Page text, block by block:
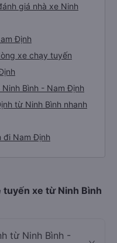
giá nhà xe Ninh
Định
xe chạy tuyến
Bình - Nam Định
từ Ninh Bình nhanh
đi Nam Định
xe từ Ninh Bình
từ Ninh Bình -